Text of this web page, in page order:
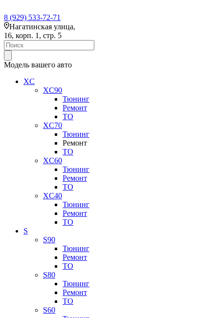
8 (929) 533-72-71
Нагатинская улица,
16, корп. 1, стр. 5
Модель вашего авто
XC
XC90
Тюнинг
Ремонт
ТО
XC70
Тюнинг
Ремонт
ТО
XC60
Тюнинг
Ремонт
ТО
XC40
Тюнинг
Ремонт
ТО
S
S90
Тюнинг
Ремонт
ТО
S80
Тюнинг
Ремонт
ТО
S60